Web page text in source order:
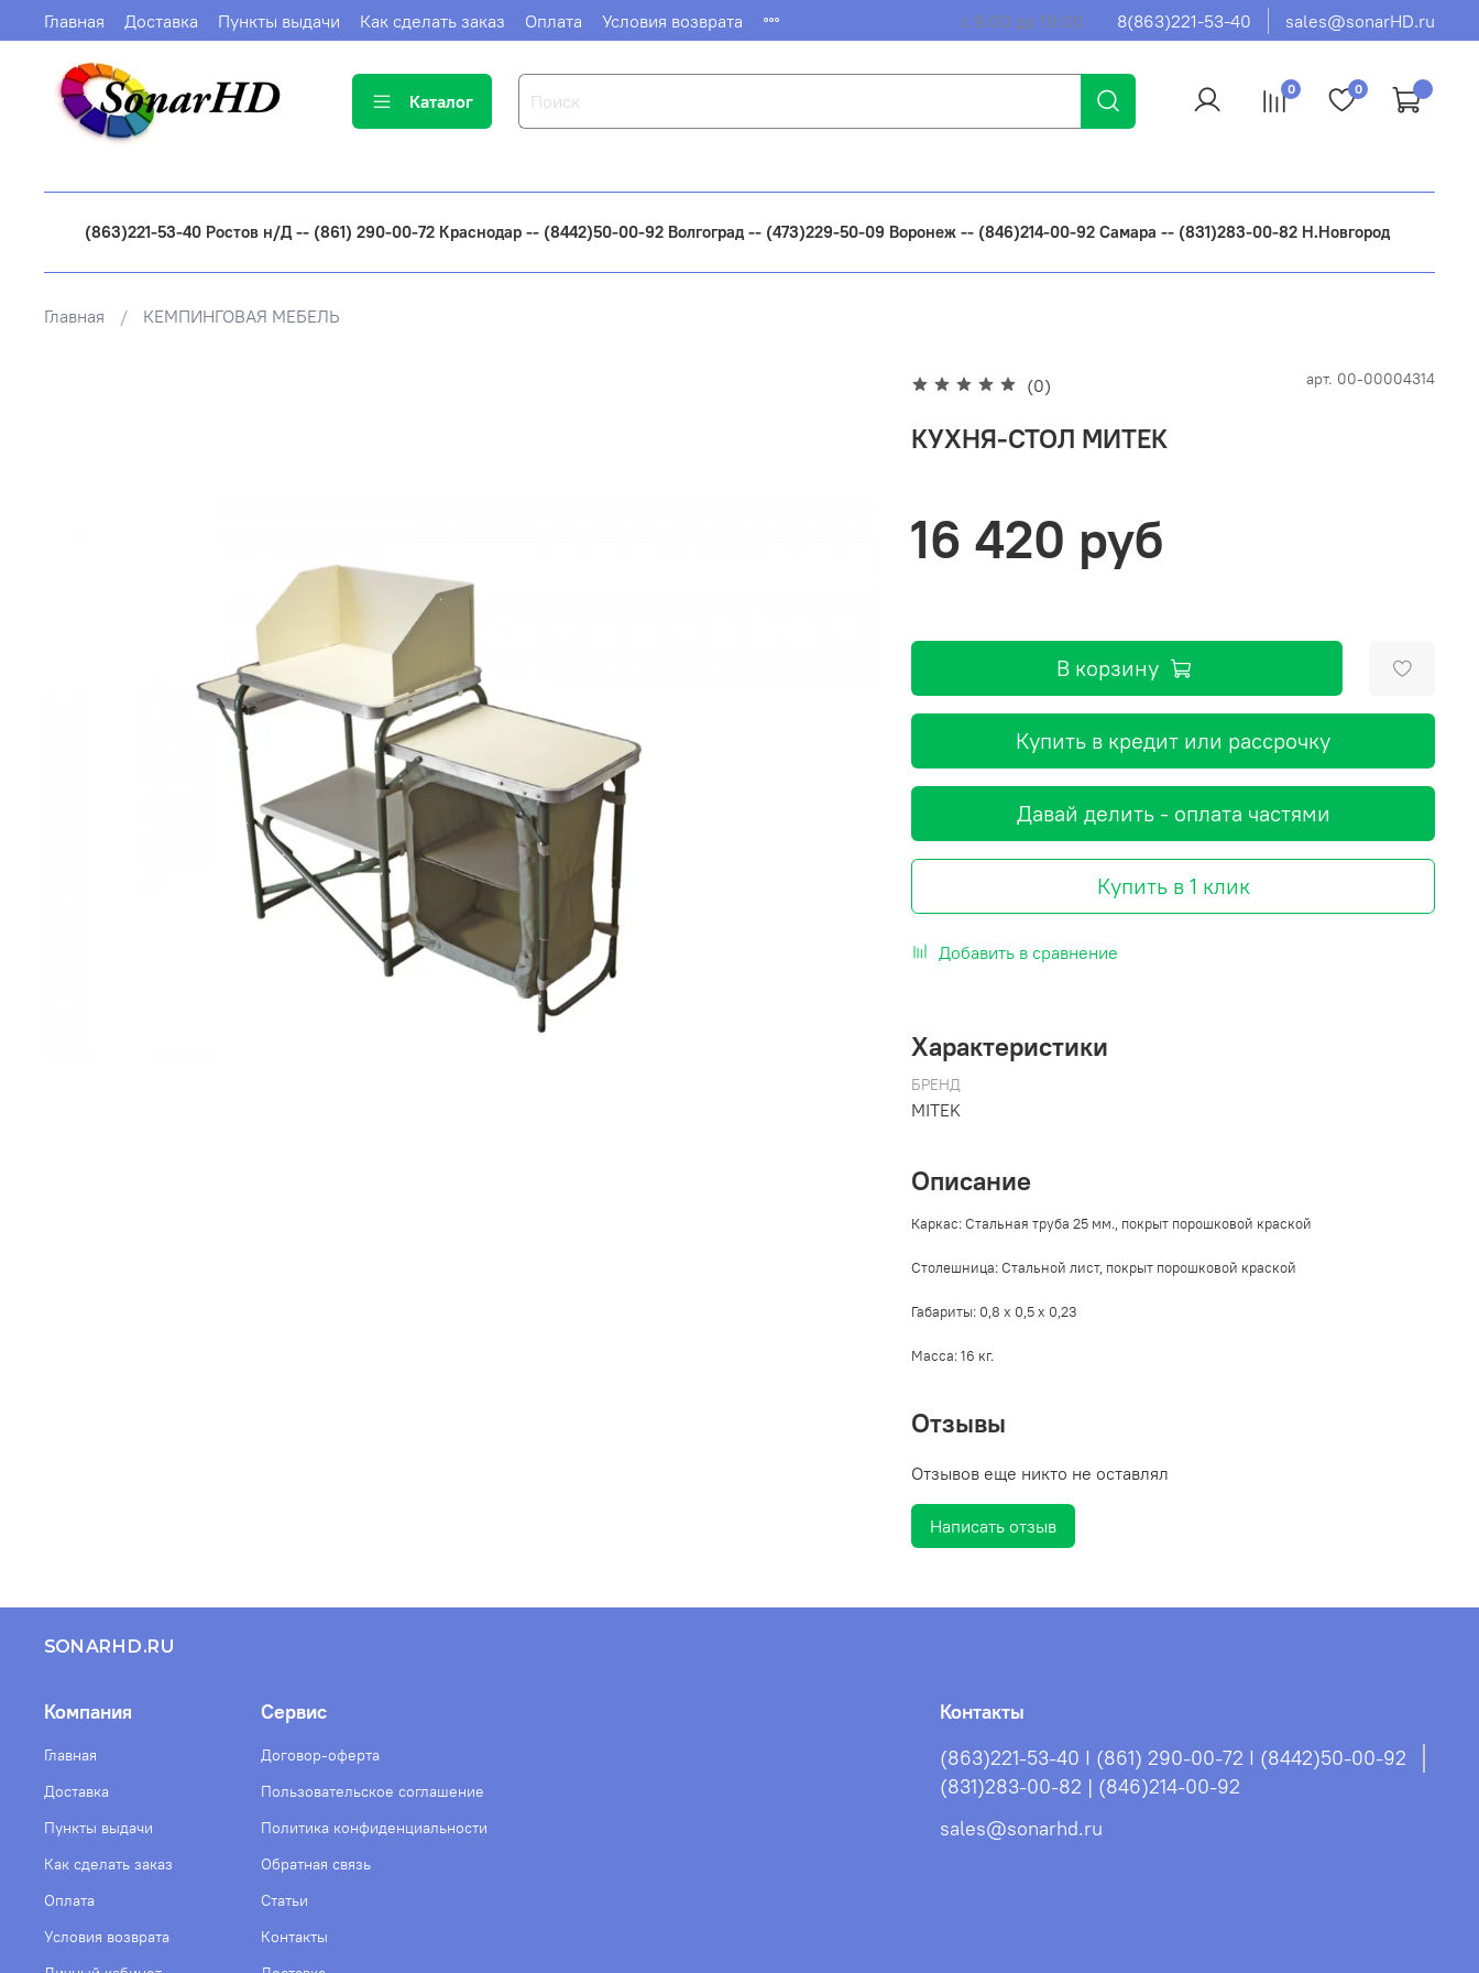
Главная Доставка Пункты выдачи Как сделать заказ Оплата Условия возврата с 9:00 до 19:00 8(863)221-53-40 sales@sonarHD.ru
Каталог
0 0
(863)221-53-40 Ростов н/Д -- (861) 290-00-72 Краснодар -- (8442)50-00-92 Волгоград -- (473)229-50-09 Воронеж -- (846)214-00-92 Самара -- (831)283-00-82 Н.Новгород
Главная КЕМПИНГОВАЯ МЕБЕЛЬ
(0) арт. 00-00004314
КУХНЯ-СТОЛ МИТЕК
16 420 руб
В корзину
Купить в кредит или рассрочку
Давай делить - оплата частями
Купить в 1 клик
Добавить в сравнение
Характеристики
БРЕНД
MITEK
Описание
Каркас: Стальная труба 25 мм., покрыт порошковой краской
Столешница: Стальной лист, покрыт порошковой краской
Габариты: 0,8 х 0,5 х 0,23
Масса: 16 кг.
Отзывы
Отзывов еще никто не оставлял
Написать отзыв
SONARHD.RU
Компания
Главная
Доставка
Пункты выдачи
Как сделать заказ
Оплата
Условия возврата
Сервис
Договор-оферта
Пользовательское соглашение
Политика конфиденциальности
Обратная связь
Статьи
Контакты
Контакты
(863)221-53-40 I (861) 290-00-72 I (8442)50-00-92
(831)283-00-82 | (846)214-00-92
sales@sonarhd.ru